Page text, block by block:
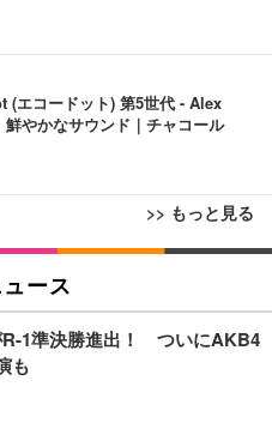
(エコードット) 第5世代 - Alex
やかなサウンド｜チャコール
>> もっと見る
チェア 椅子 テレワーク 疲れな
レスト コンパクト 約105度ロッ
360度回転 座面昇降 強化ナイロ
スチェア／デスクチェア メッシ
プレミアムモニター | FlexScan
型4K UHD・USB Type-C・ホワ
プレミアムモニター | FlexScan
型4K UHD・USB Type-C・ホワ
ペットシーツ 薄型 レギュラー 1
ワイト 300枚
ペットシーツ 厚型 ワイド 42枚
ース
R-1準決勝進出！ ついにAKB4
も